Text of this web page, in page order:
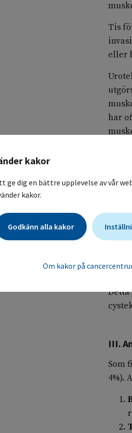
Tis
eller
har
Det
Vid
III.
Som
4%).
kakor
ge dig en bättre upplevelse av vår
kakor.
Godkänn alla kakor
Om kakor på